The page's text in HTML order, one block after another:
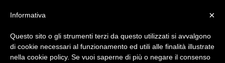
×
Informativa
Questo sito o gli strumenti terzi da questo utilizzati si avvalgono
di cookie necessari al funzionamento ed utili alle finalità illustrate
nella cookie policy. Se vuoi saperne di più o negare il consenso